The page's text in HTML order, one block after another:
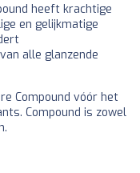
heeft krachtige
en gelijkmatige
alle glanzende
Compound vóór het
Compound is zowel